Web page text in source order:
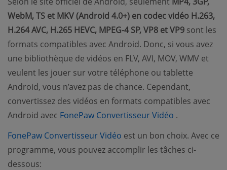
WebM, TS et MKV (Android 4.0+) en codec vidéo H.263,
H.264 AVC, H.265 HEVC, MPEG-4 SP, VP8 et VP9 sont les
formats compatibles avec Android. Donc, si vous avez
une bibliothèque de vidéos en FLV, AVI, MOV, WMV et
veulent les jouer sur votre téléphone ou tablette
Android, vous n’avez pas de chance. Cependant,
convertissez des vidéos en formats compatibles avec
Android avec FonePaw Convertisseur Vidéo (opens new
.
FonePaw Convertisseur Vidéo (opens new window)
est un bon choix. Avec ce
programme, vous pouvez accomplir les tâches ci-
dessous: